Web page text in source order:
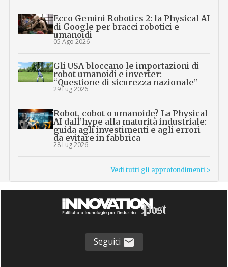
Ecco Gemini Robotics 2: la Physical AI
di Google per bracci robotici e
umanoidi
05 Ago 2026
Gli USA bloccano le importazioni di
robot umanoidi e inverter:
“Questione di sicurezza nazionale”
29 Lug 2026
Robot, cobot o umanoide? La Physical
AI dall’hype alla maturità industriale:
guida agli investimenti e agli errori
da evitare in fabbrica
28 Lug 2026
Vedi tutti gli approfondimenti >
Seguici